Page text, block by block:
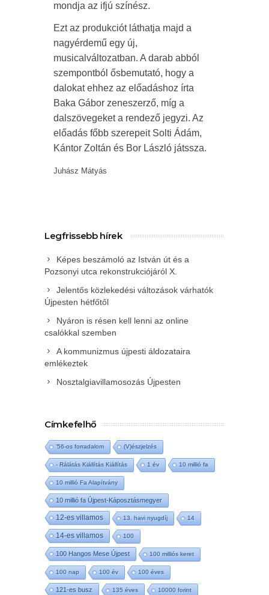
mondja az ifjú színész.
Ezt az produkciót láthatja majd a
nagyérdemű egy új,
musicalváltozatban. A darab abból
szempontból ősbemutató, hogy a
dalokat ehhez az előadáshoz írta
Baka Gábor zeneszerző, míg a
dalszövegeket a rendező jegyzi. Az
előadás főbb szerepeit Solti Ádám,
Kántor Zoltán és Bor László játssza.
Juhász Mátyás
Legfrissebb hírek
Képes beszámoló az István út és a
Pozsonyi utca rekonstrukciójáról X.
Jelentős közlekedési változások várhatók
Újpesten hétfőtől
Nyáron is résen kell lenni az online
csalókkal szemben
A kommunizmus újpesti áldozataira
emlékeztek
Nosztalgiavillamosozás Újpesten
Címkefelhő
'56-os forradalom (V)észjelzés
- Rálátás Kiállítás Kiállítás 1 év 10 millió fa
10 millió Fa Alapítvány
10 millió fa Újpest-Káposztásmegyer
12-es villamos 13. havi nyugdíj 14
14-es villamos 100
100 Hangos Mese Újpest 100 milliós keret
100 nap 100 év 100 éves
121-es busz 135 éves 10000 forint